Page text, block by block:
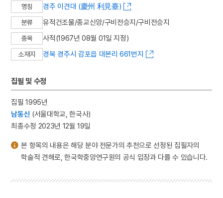
명칭 경주 이견대 (慶州 利見臺)
분류 유적건조물/종교신앙/구비전승지/구비전승지
종목 사적(1967년 08월 01일 지정)
소재지 경북 경주시 감포읍 대본리 661번지
집필 및 수정
집필 1995년
남동신 (서울대학교, 한국사)
최종수정 2023년 12월 19일
본 항목의 내용은 해당 분야 전문가의 추천으로 선정된 집필자의
학술적 견해로, 한국학중앙연구원의 공식 입장과 다를 수 있습니다.